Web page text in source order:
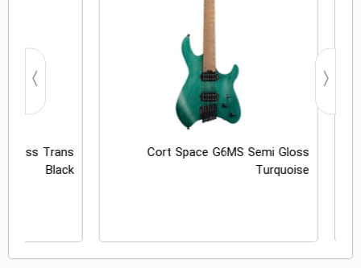
Cort Space G6MS Semi Gloss
Turquoise
Gloss Trans
Black